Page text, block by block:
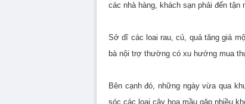
các nhà hàng, khách sạn phải đến tận
Sở dĩ các loai rau, củ, quả tăng giá
bà nội trợ thường có xu hướng mua
Bên cạnh đó, những ngày vừa qua
sóc các loại cây hoa mầu gặp nhiều